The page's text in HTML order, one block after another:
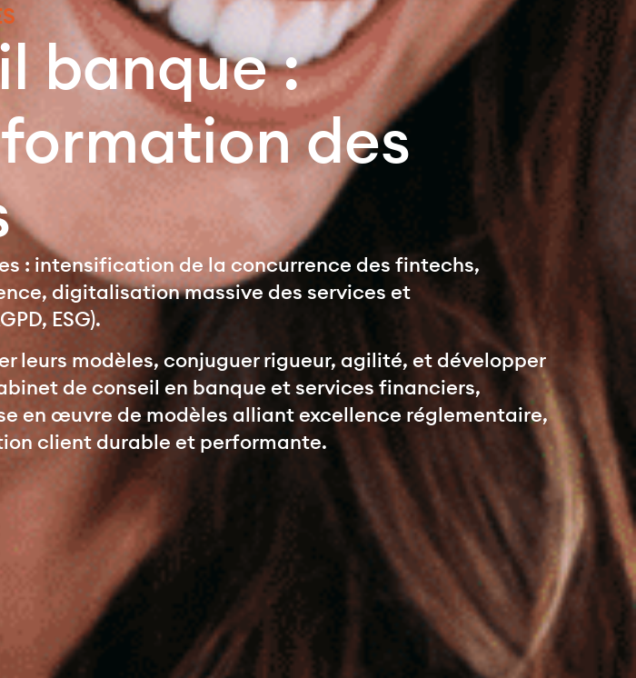
banque :
des
: intensification de la concurrence des fintechs,
digitalisation massive des services et
ESG).
leurs modèles, conjuguer rigueur, agilité, et développer
de conseil en banque et services financiers,
en œuvre de modèles alliant excellence réglementaire,
client durable et performante.